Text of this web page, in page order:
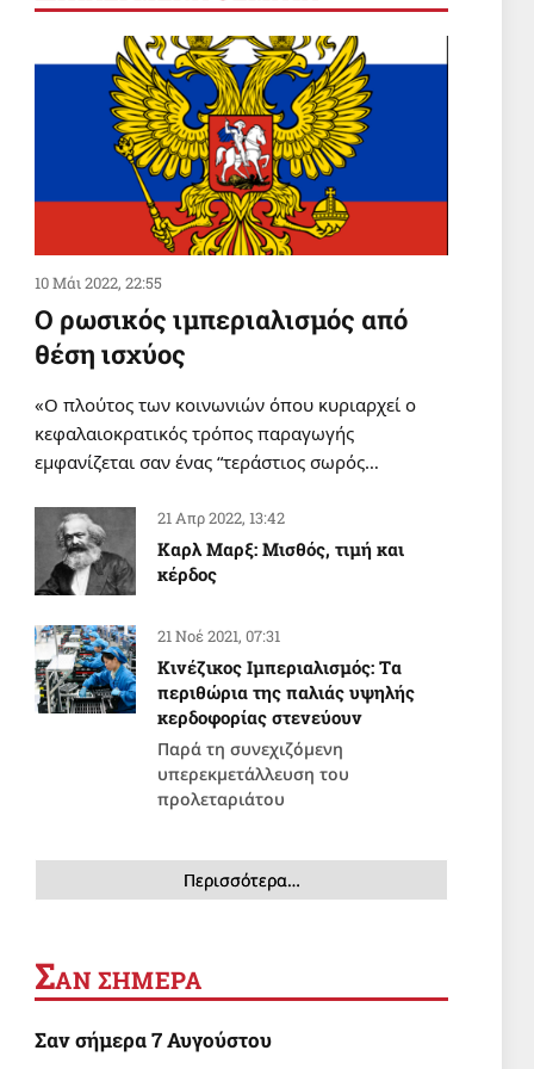
ΣΑΝ ΣΗΜΕΡΑ
Σαν σήμερα 4 Αυγούστου
4 Αυγ 2026, 00:01
ΔΙΕΘΝΗ
Ζορίζονται από το μπλοκ της
Αντίστασης οι ξενόδουλοι αστοί
πολιτικοί της Βηρυτού
3 Αυγ 2026, 20:29
10 Μάι 2022, 22:55
Ο ρωσικός ιμπεριαλισμός από
θέση ισχύος
«Ο πλούτος των κοινωνιών όπου κυριαρχεί ο
κεφαλαιοκρατικός τρόπος παραγωγής
εμφανίζεται σαν ένας “τεράστιος σωρός…
21 Απρ 2022, 13:42
Καρλ Μαρξ: Μισθός, τιμή και
κέρδος
21 Νοέ 2021, 07:31
Κινέζικος Ιμπεριαλισμός: Tα
περιθώρια της παλιάς υψηλής
κερδοφορίας στενεύουν
Παρά τη συνεχιζόμενη
υπερεκμετάλλευση του
προλεταριάτου
Περισσότερα…
ΣΑΝ ΣΗΜΕΡΑ
Σαν σήμερα 7 Αυγούστου